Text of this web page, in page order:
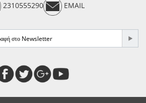
2310555290 EMAIL